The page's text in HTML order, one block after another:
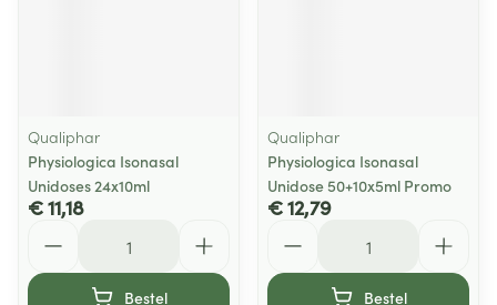
Qualiphar
Physiologica Isonasal
Unidoses 24x10ml
€ 11,18
Bestel
Qualiphar
Physiologica Isonasal
Unidose 50+10x5ml Promo
€ 12,79
Bestel